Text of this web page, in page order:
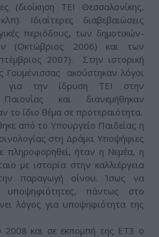
(διοίκηση ΤΕΙ Θεσσαλονίκης,
Ιδιαίτερες διαβεβαιώσεις
περιόδους, των δημοτικών-
(Οκτώβριος 2006) και των
2007). Στην ιστορική
Γουμένισσας ακούστηκαν λόγοι
για την ίδρυση ΤΕΙ στην
και διανεμήθηκαν
το ίδιο θέμα σε προτεραιότητα.
από το Υπουργείο Παιδείας η
στη Δράμα. Υποψήφιες
πληροφορηθεί, ήταν η Νεμέα, η
με ιστορία στην καλλιέργεια
παραγωγή οίνου. Ίσως να
υποψηφιότητες, πάντως στο
λόγος για υποψηφιότητα της
2008 και σε εκπομπή της ΕΤ3 ο